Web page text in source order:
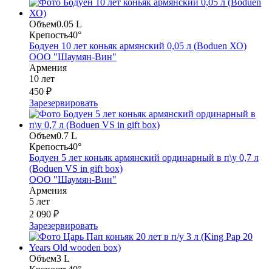
Объем0.05 L
Крепость40°
Бодуен 10 лет коньяк армянский 0,05 л (Boduen ХО)
ООО "Шаумян-Вин"
Армения
10 лет
450 ₽
Зарезервировать
Объем0.7 L
Крепость40°
Бодуен 5 лет коньяк армянский ординарный в п\у 0,7 л
(Boduen VS in gift box)
ООО "Шаумян-Вин"
Армения
5 лет
2 090 ₽
Зарезервировать
Объем3 L